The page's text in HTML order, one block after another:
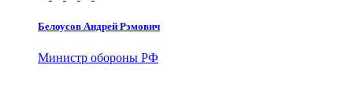
Белоусов Андрей Рэмович
Министр обороны РФ